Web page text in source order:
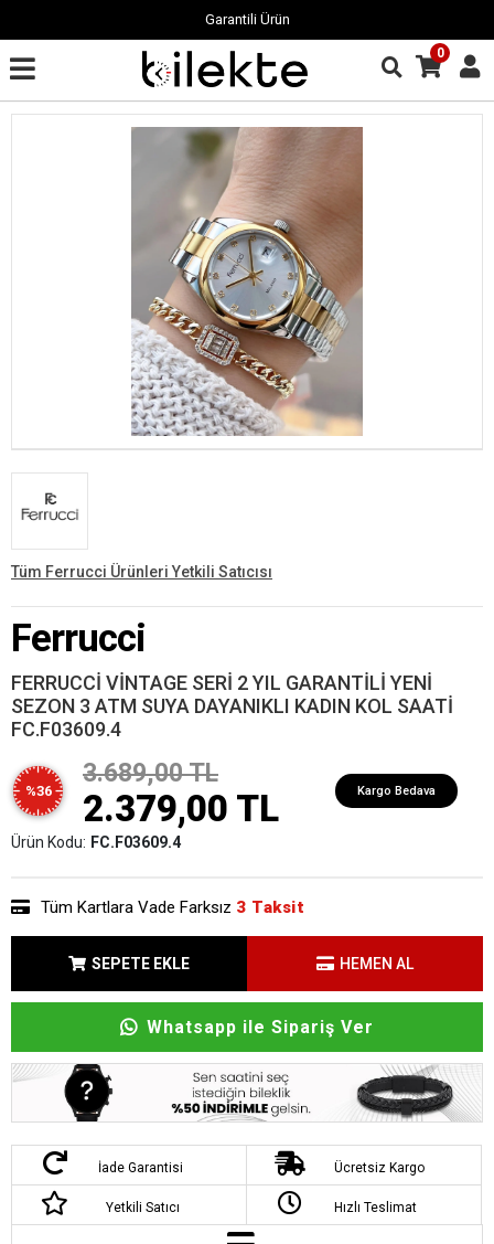
Garantili Ürün
0
Tüm Ferrucci Ürünleri Yetkili Satıcısı
Ferrucci
FERRUCCİ VİNTAGE SERİ 2 YIL GARANTİLİ YENİ
SEZON 3 ATM SUYA DAYANIKLI KADIN KOL SAATİ
FC.F03609.4
%36
3.689,00 TL
2.379,00 TL Kargo Bedava
Ürün Kodu: FC.F03609.4
Tüm Kartlara Vade Farksız 3 Taksit
SEPETE EKLE HEMEN AL
Whatsapp ile Sipariş Ver
İade Garantisi Ücretsiz Kargo
Yetkili Satıcı Hızlı Teslimat